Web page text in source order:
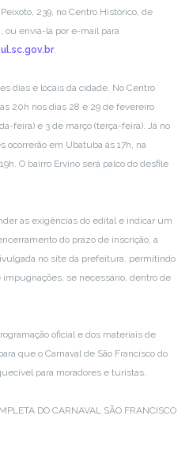
239, no Centro Histórico, de
ou enviá-la por e-mail para
.
dias e locais da cidade. No Centro
20h nos dias 28 e 29 de fevereiro
feira) e 3 de março (terça-feira). Já no
ocorrerão em Ubatuba às 17h, na
O bairro Ervino será palco do desfile
às exigências do edital e indicar um
do prazo de inscrição, a
no site da prefeitura, permitindo
se necessário, dentro de
oficial e dos materiais de
que o Carnaval de São Francisco do
para moradores e turistas.
DO CARNAVAL SÃO FRANCISCO